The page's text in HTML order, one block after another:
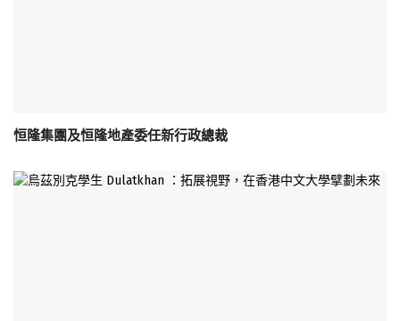
恒隆集團及恒隆地產委任新行政總裁